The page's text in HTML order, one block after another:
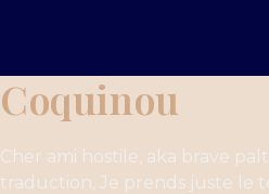
Coquinou
Cher ami hostile, aka brave
traduction, Je prends juste le